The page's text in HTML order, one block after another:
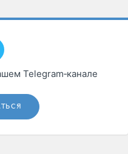
Telegram‑канале